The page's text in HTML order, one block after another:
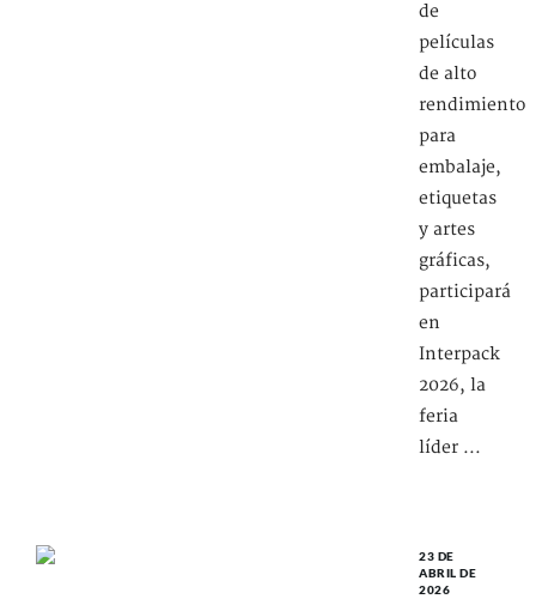
de
películas
de alto
rendimiento
para
embalaje,
etiquetas
y artes
gráficas,
participará
en
Interpack
2026, la
feria
líder ...
23 DE
ABRIL DE
2026